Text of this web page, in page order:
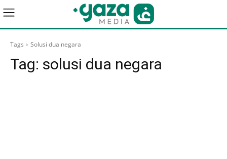
Tags Solusi dua negara
Tag: solusi dua negara